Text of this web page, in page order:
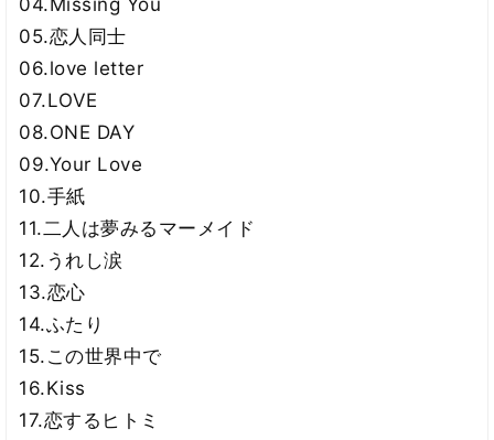
04.Missing You
05.恋人同士
06.love letter
07.LOVE
08.ONE DAY
09.Your Love
10.手紙
11.二人は夢みるマーメイド
12.うれし涙
13.恋心
14.ふたり
15.この世界中で
16.Kiss
17.恋するヒトミ